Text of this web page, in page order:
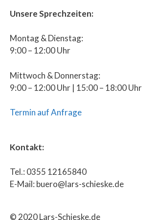
Unsere Sprechzeiten:
Montag & Dienstag:
9:00 – 12:00 Uhr
Mittwoch & Donnerstag:
9:00 – 12:00 Uhr | 15:00 – 18:00 Uhr
Termin auf Anfrage
Kontakt:
Tel.: 0355 12165840
E-Mail: buero@lars-schieske.de
© 2020 Lars-Schieske.de